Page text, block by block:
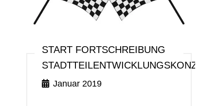
START FORTSCHREIBUNG
Januar 2019